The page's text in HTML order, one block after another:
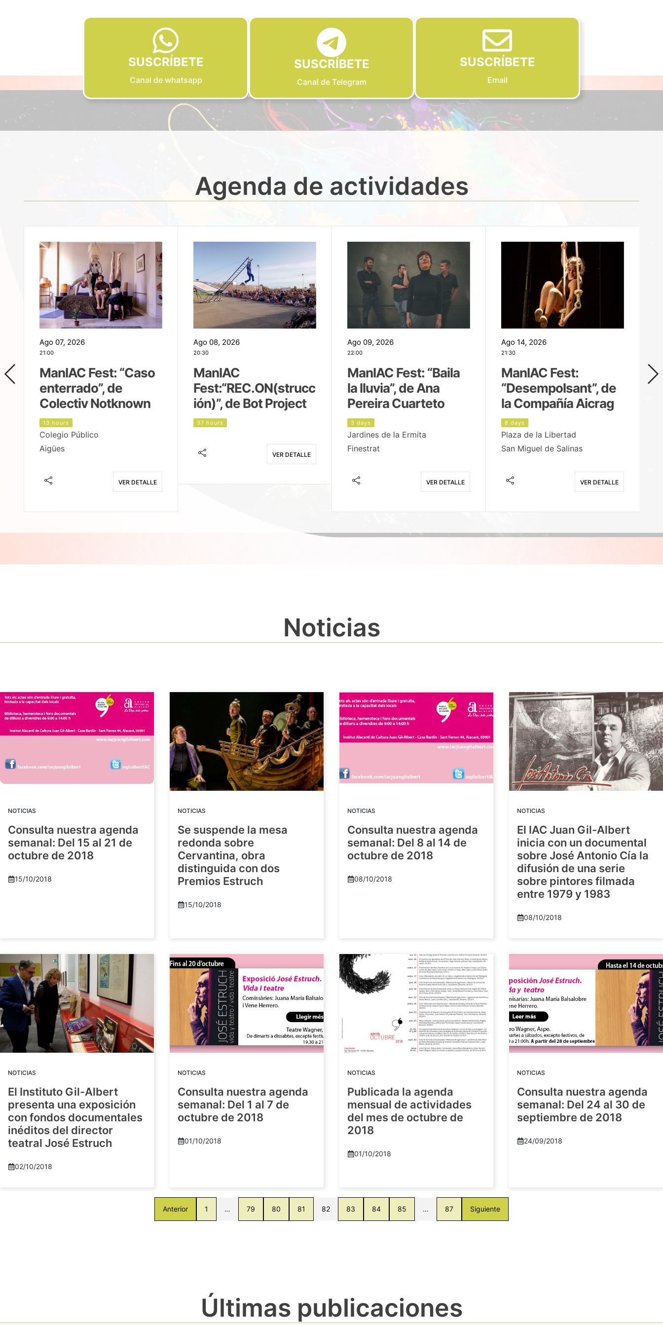
SUSCRÍBETE
Canal de whatsapp
SUSCRÍBETE
Canal de Telegram
SUSCRÍBETE
Email
Agenda de actividades
Ago 07, 2026
21:00
ManIAC Fest: “Caso
enterrado”, de
Colectiv Notknown
13 hours
Colegio Público
Aigües
VER DETALLE
Ago 08, 2026
20:30
ManIAC
Fest:“REC.ON(strucc
ión)”, de Bot Project
37 hours
VER DETALLE
Ago 09, 2026
22:00
ManIAC Fest: “Baila
la lluvia”, de Ana
Pereira Cuarteto
3 days
Jardines de la Ermita
Finestrat
VER DETALLE
Ago 14, 2026
21:30
ManIAC Fest:
“Desempolsant”, de
la Compañía Aicrag
8 days
Plaza de la Libertad
San Miguel de Salinas
VER DETALLE
Noticias
NOTICIAS
Consulta nuestra agenda
semanal: Del 15 al 21 de
octubre de 2018
15/10/2018
NOTICIAS
Se suspende la mesa
redonda sobre
Cervantina, obra
distinguida con dos
Premios Estruch
15/10/2018
NOTICIAS
Consulta nuestra agenda
semanal: Del 8 al 14 de
octubre de 2018
08/10/2018
NOTICIAS
El IAC Juan Gil-Albert
inicia con un documental
sobre José Antonio Cía la
difusión de una serie
sobre pintores filmada
entre 1979 y 1983
08/10/2018
NOTICIAS
El Instituto Gil-Albert
presenta una exposición
con fondos documentales
inéditos del director
teatral José Estruch
02/10/2018
NOTICIAS
Consulta nuestra agenda
semanal: Del 1 al 7 de
octubre de 2018
01/10/2018
NOTICIAS
Publicada la agenda
mensual de actividades
del mes de octubre de
2018
01/10/2018
NOTICIAS
Consulta nuestra agenda
semanal: Del 24 al 30 de
septiembre de 2018
24/09/2018
Anterior 1 … 79 80 81 82 83 84 85 … 87 Siguiente
Últimas publicaciones